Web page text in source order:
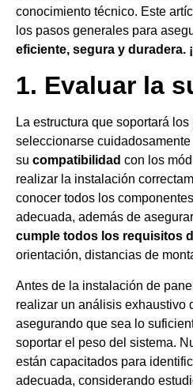
conocimiento técnico. Este
los pasos generales para
eficiente, segura y duradera.
1. Evaluar la
La estructura que soportará los
seleccionarse
su compatibilidad con los
realizar la instalación
conocer todos los
adecuada, además de
cumple todos los requisitos
orientación, distancias de
Antes de la instalación de
realizar un análisis exhaustivo
asegurando que sea lo
soportar el peso del sistema.
están capacitados para
adecuada, considerando